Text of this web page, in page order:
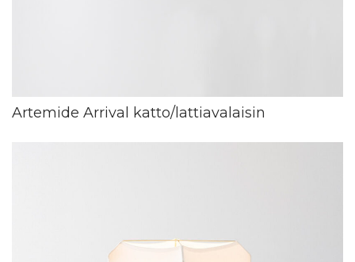
Artemide Arrival katto/lattiavalaisin